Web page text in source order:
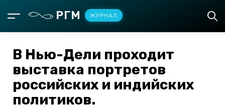
РГМ ЖУРНАЛ
В Нью-Дели проходит
выставка портретов
российских и индийских
политиков.